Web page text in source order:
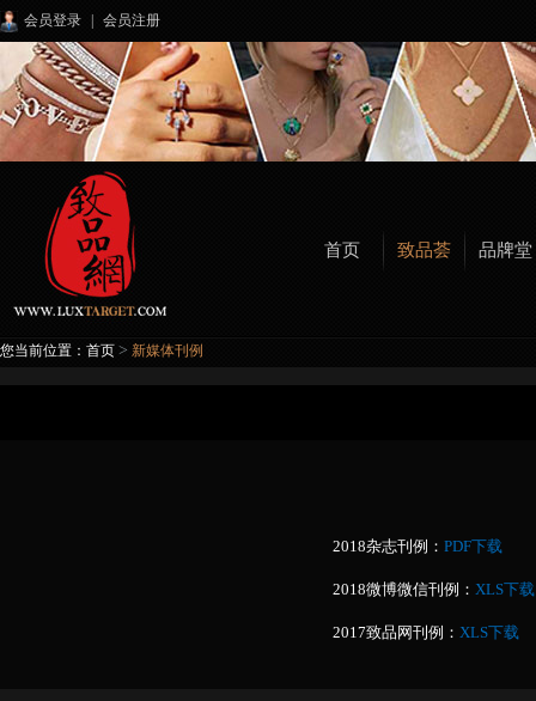
会员登录 会员注册
首页 致品荟 品牌堂
您当前位置： 首页 > 新媒体刊例
2018杂志刊例： PDF下载
2018微博微信刊例： XLS下载
2017致品网刊例： XLS下载